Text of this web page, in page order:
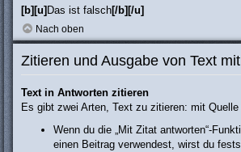
[b][u]Das ist falsch[/b][/u]
Nach oben
Zitieren und Ausgabe von Text
Text in Antworten zitieren
Es gibt zwei Arten, Text zu zitieren: mit Quelle
Wenn du die „Mit Zitat antworten“-
einen Beitrag verwendest, wirst du